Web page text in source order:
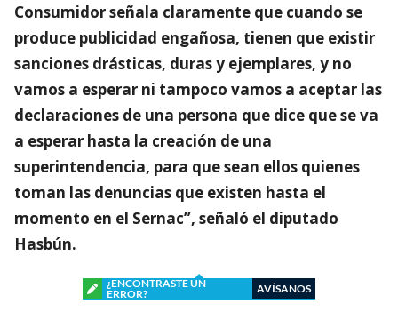
Consumidor señala claramente que cuando se
produce publicidad engañosa, tienen que existir
sanciones drásticas, duras y ejemplares, y no
vamos a esperar ni tampoco vamos a aceptar las
declaraciones de una persona que dice que se va
a esperar hasta la creación de una
superintendencia, para que sean ellos quienes
toman las denuncias que existen hasta el
momento en el Sernac”, señaló el diputado
Hasbún.
¿ENCONTRASTE UN
ERROR?
AVÍSANOS